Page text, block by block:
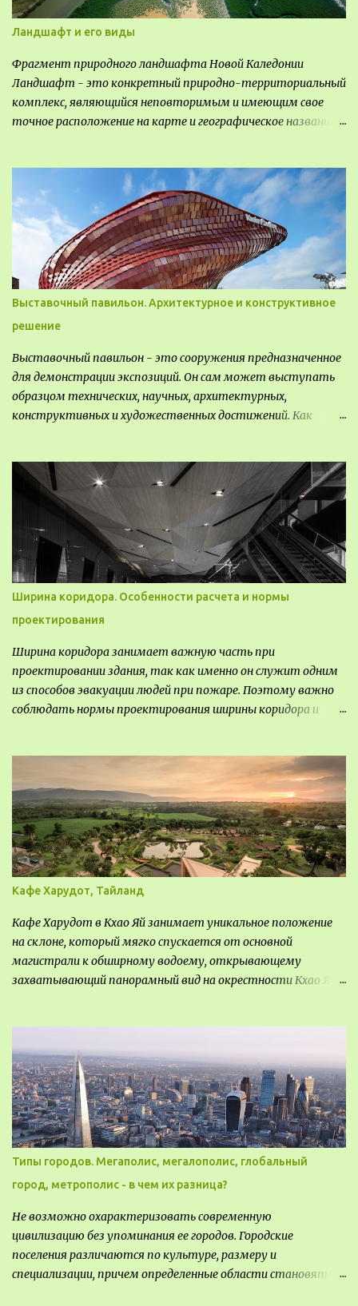
Ландшафт и его виды
Фрагмент природного ландшафта Новой Каледонии
Ландшафт - это конкретный природно-территориальный
комплекс, являющийся неповторимым и имеющим свое
точное расположение на карте и географическое название.
видом деятельность происходящей на них. Одни
используют в качестве выращивания агрокультур. Другие
для строительства населенных пунктов и т.д.
Выставочный павильон. Архитектурное и конструктивное
решение
Выставочный павильон - это сооружения предназначенное
для демонстрации экспозиций. Он сам может выступать
образцом технических, научных, архитектурных,
конструктивных и художественных достижений. Как
универсальные тематические временные постоянные
передвижные стационарные Назначение выставочных
павильонов - показ экспозиции, с целью информации,
пропаганды, рекламы, внедрения новых технологий, обмен
опытом, привлечения внимания и т.д.
Ширина коридора. Особенности расчета и нормы
проектирования
Ширина коридора занимает важную часть при
проектировании здания, так как именно он служит одним
из способов эвакуации людей при пожаре. Поэтому важно
соблюдать нормы проектирования ширины коридора и
Кафе Харудот, Тайланд
Кафе Харудот в Кхао Яй занимает уникальное положение
на склоне, который мягко спускается от основной
магистрали к обширному водоему, открывающему
захватывающий панорамный вид на окрестности Кхао Яй.
могли бы свободно попасть, не заходя в само заведение.
Типы городов. Мегаполис, мегалополис, глобальный
город, метрополис - в чем их разница?
Не возможно охарактеризовать современную
цивилизацию без упоминания ее городов. Городские
поселения различаются по культуре, размеру и
специализации, причем определенные области становятся